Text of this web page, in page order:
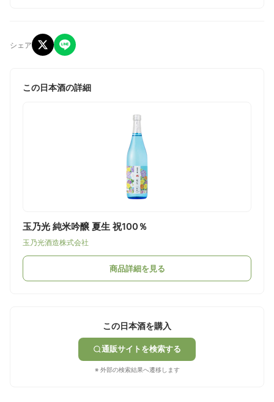
シェア
この日本酒の詳細
玉乃光 純米吟醸 夏生 祝100％
玉乃光酒造株式会社
商品詳細を見る
この日本酒を購入
通販サイトを検索する
※ 外部の検索結果へ遷移します